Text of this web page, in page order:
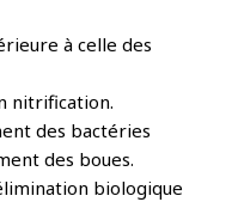
à celle des
nitrification.
des bactéries
des boues.
biologique